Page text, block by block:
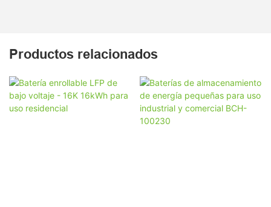
Productos relacionados